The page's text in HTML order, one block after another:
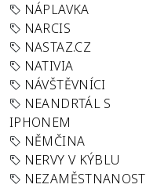
NÁPLAVKA
NARCIS
NASTAZ.CZ
NATIVIA
NÁVŠTĚVNÍCI
NEANDRTÁL S
IPHONEM
NĚMČINA
NERVY V KÝBLU
NEZAMĚSTNANOST